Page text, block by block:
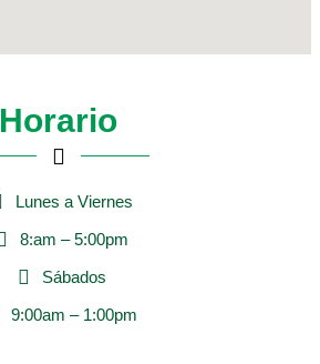
Horario
Lunes a Viernes
8:am – 5:00pm
Sábados
9:00am – 1:00pm